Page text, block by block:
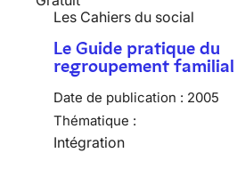
Les Cahiers du social
Le Guide pratique du
regroupement familial
Date de publication : 2005
Thématique :
Intégration